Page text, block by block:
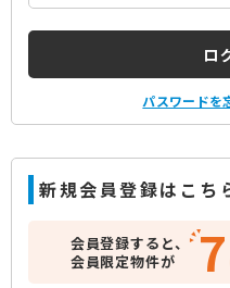
ロ
パスワード
新規会員登録はこち
会員登録すると、
会員限定物件が